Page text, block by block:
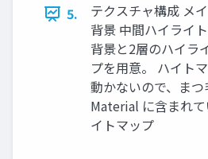
5.
テクスチャ構成 メ
背景 中間ハイライ
背景と2層のハイラ
プを用意。 ハイト
動かないので、ま
Material に含まれ
イトマップ